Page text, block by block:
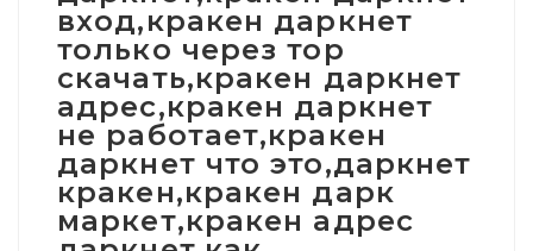
вход,кракен даркнет
только через тор
скачать,кракен даркнет
адрес,кракен даркнет
не работает,кракен
даркнет что это,даркнет
кракен,кракен дарк
маркет,кракен адрес